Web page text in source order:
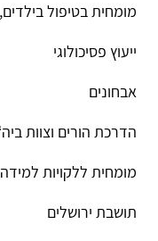
מומחית בטיפול
ייעוץ פסיכולוגי
אבחונים
הדרכת הורים וצוות
מומחית ללקויות למידה
תושבת ירושלים